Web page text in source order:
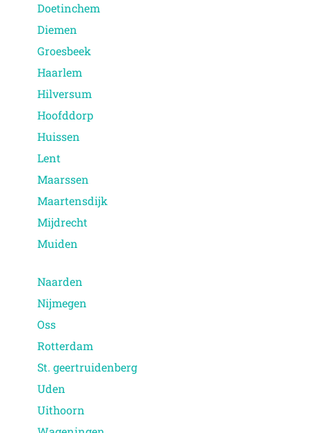
Doetinchem
Diemen
Groesbeek
Haarlem
Hilversum
Hoofddorp
Huissen
Lent
Maarssen
Maartensdijk
Mijdrecht
Muiden
Naarden
Nijmegen
Oss
Rotterdam
St. geertruidenberg
Uden
Uithoorn